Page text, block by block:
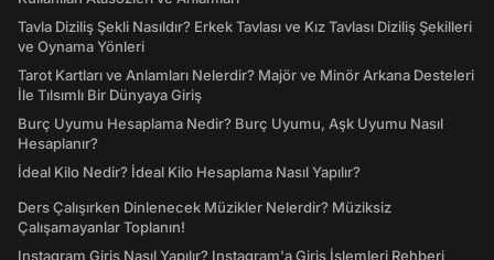
Tavla Diziliş Şekli Nasıldır? Erkek Tavlası ve Kız Tavlası Diziliş Şekilleri
ve Oynama Yönleri
Tarot Kartları ve Anlamları Nelerdir? Majör ve Minör Arkana Desteleri
İle Tılsımlı Bir Dünyaya Giriş
Burç Uyumu Hesaplama Nedir? Burç Uyumu, Aşk Uyumu Nasıl
Hesaplanır?
İdeal Kilo Nedir? İdeal Kilo Hesaplama Nasıl Yapılır?
Ders Çalışırken Dinlenecek Müzikler Nelerdir? Müziksiz
Çalışamayanlar Toplanın!
Instagram Giriş Nasıl Yapılır? Instagram'a Giriş İşlemleri Rehberi